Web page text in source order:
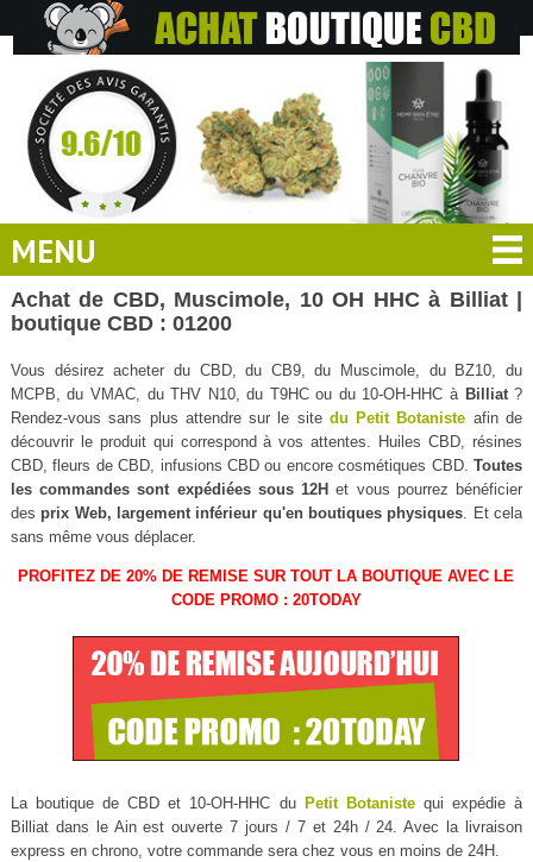
MENU
Achat de CBD, Muscimole, 10 OH HHC à Billiat |
boutique CBD : 01200
Vous désirez acheter du CBD, du CB9, du Muscimole, du BZ10, du
MCPB, du VMAC, du THV N10, du T9HC ou du 10-OH-HHC à Billiat?
Rendez-vous sans plus attendre sur le site du Petit Botaniste afin de
découvrir le produit qui correspond à vos attentes. Huiles CBD, résines
CBD, fleurs de CBD, infusions CBD ou encore cosmétiques CBD.Toutes
les commandes sont expédiées sous 12H et vous pourrez bénéficier
des prix Web, largement inférieur qu'en boutiques physiques . Et cela
sans même vous déplacer.
PROFITEZ DE 20% DE REMISE SUR TOUT LA BOUTIQUE AVEC LE
CODE PROMO : 20TODAY
La boutique de CBD et 10-OH-HHC du Petit Botanistequi expédie à
Billiat dans le Ain est ouverte 7 jours / 7 et 24h / 24. Avec la livraison
express en chrono, votre commande sera chez vous en moins de 24H.